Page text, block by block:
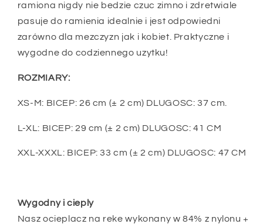
ramiona nigdy nie bedzie czuc zimno i zdretwiale
pasuje do ramienia idealnie i jest odpowiedni
zarówno dla mezczyzn jak i kobiet. Praktyczne i
wygodne do codziennego uzytku!
ROZMIARY:
XS-M: BICEP: 26 cm (± 2 cm) DLUGOSC: 37 cm.
L-XL: BICEP: 29 cm (± 2 cm) DLUGOSC: 41 CM
XXL-XXXL: BICEP: 33 cm (± 2 cm) DLUGOSC: 47 CM
Wygodny i cieply
Nasz ocieplacz na reke wykonany w 84% z nylonu +